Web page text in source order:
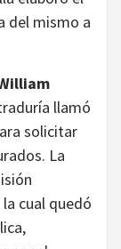
del mismo a
llamó
solicitar
La
cual quedó